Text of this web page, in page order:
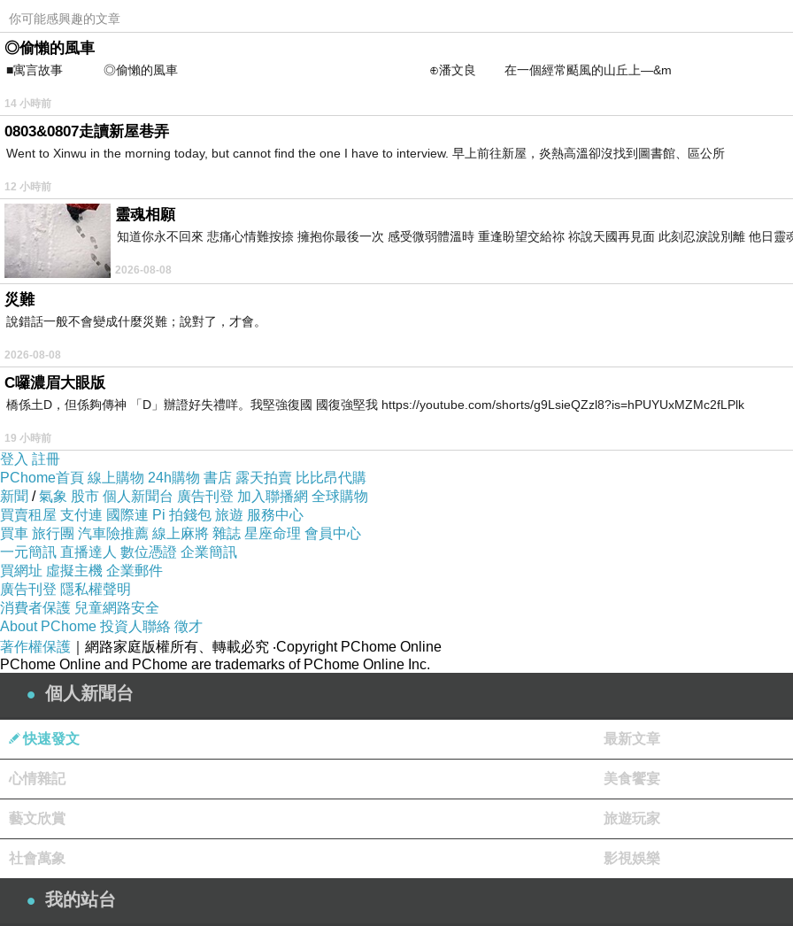
你可能感興趣的文章
◎偷懶的風車
■寓言故事 ◎偷懶的風車 ⊕潘文良 在一個經常颳風的山丘上—&m
14 小時前
0803&0807走讀新屋巷弄
Went to Xinwu in the morning today, but cannot find the one I have to interview. 早上前往新屋，炎熱高溫卻沒找到圖書館、區公所
12 小時前
靈魂相願
知道你永不回來 悲痛心情難按捺 擁抱你最後一次 感受微弱體溫時 重逢盼望交給祢 祢說天國再見面 此刻忍淚說別離 他日靈
2026-08-08
災難
說錯話一般不會變成什麼災難；說對了，才會。
2026-08-08
C囉濃眉大眼版
橋係土D，但係夠傳神 「D」辦證好失禮咩。我堅強復國 國復強堅我 https://youtube.com/shorts/g9LsieQZzl8?is=hPUYUxMZMc2fLPlk
19 小時前
登入 註冊
PChome首頁 線上購物 24h購物 書店 露天拍賣 比比昂代購
新聞 /氣象 股市 個人新聞台 廣告刊登 加入聯播網 全球購物
買賣租屋 支付連 國際連 Pi 拍錢包 旅遊 服務中心
買車 旅行團 汽車險推薦 線上麻將 雜誌 星座命理 會員中心
一元簡訊 直播達人 數位憑證 企業簡訊
買網址 虛擬主機 企業郵件
廣告刊登 隱私權聲明
消費者保護 兒童網路安全
About PChome 投資人聯絡 徵才
著作權保護 ｜網路家庭版權所有、轉載必究 ‧Copyright PChome Online
PChome Online and PChome are trademarks of PChome Online Inc.
個人新聞台
快速發文 最新文章
心情雜記 美食饗宴
藝文欣賞 旅遊玩家
社會萬象 影視娛樂
我的站台